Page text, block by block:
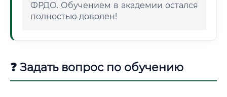
ФРДО. Обучением в академии остался
полностью доволен!
❓ Задать вопрос по обучению